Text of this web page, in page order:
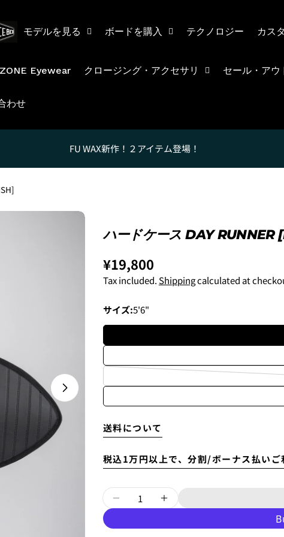
モデルを見る ボードを購入 テクノロジー カス
Eyewear クロージング・アクセサリ セール・アウ
わせ
FU WAX新作！２アイテム登場！
ハードケース DAY RUNNER
Regular
price
¥19,800
Tax included. Shippingcalculated at
サイズ:5'6"
送料について
税込1万円以上で、分割/ボーナス払いご
Luvsurfでは、クレジットカードを
を購入することができます。
1.これまでに、Luvsurfでお買い物
「ゲストとして、チェックアウ
Quantity
DECREASE QUANTITY FOR
INCREASE